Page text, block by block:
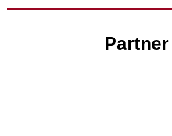
Partner